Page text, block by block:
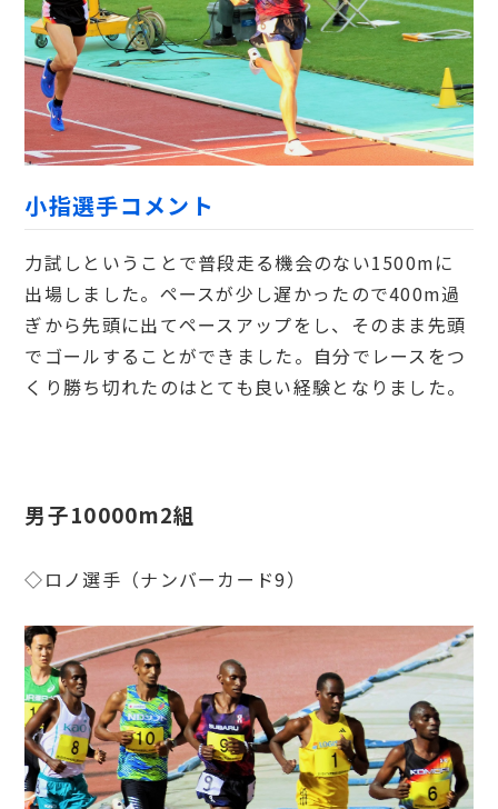
小指選手コメント
力試しということで普段走る機会のない1500mに
出場しました。ペースが少し遅かったので400m過
ぎから先頭に出てペースアップをし、そのまま先頭
でゴールすることができました。自分でレースをつ
くり勝ち切れたのはとても良い経験となりました。
男子10000m2組
◇ロノ選手（ナンバーカード9）